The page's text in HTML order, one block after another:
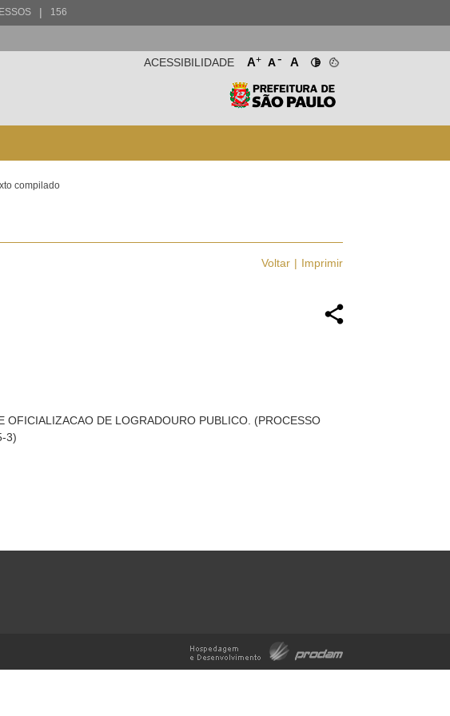
| 156
A+ A- A
ACESSIBILIDADE
compilado
Voltar Imprimir
OFICIALIZACAO DE LOGRADOURO PUBLICO. (PROCESSO
3)